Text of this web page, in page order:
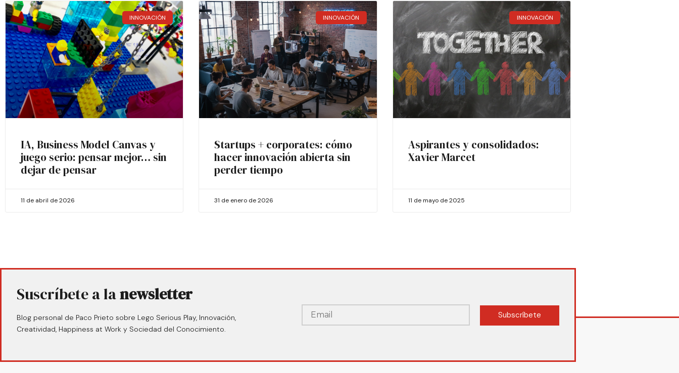
INNOVACIÓN
IA, Business Model Canvas y
juego serio: pensar mejor… sin
dejar de pensar
11 de abril de 2026
INNOVACIÓN
Startups + corporates: cómo
hacer innovación abierta sin
perder tiempo
31 de enero de 2026
INNOVACIÓN
Aspirantes y consolidados:
Xavier Marcet
11 de mayo de 2025
Suscríbete a lanewsletter
Blog personal de Paco Prieto sobre Lego Serious Play, Innovación,
Creatividad, Happiness at Work y Sociedad del Conocimiento.
Subscríbete